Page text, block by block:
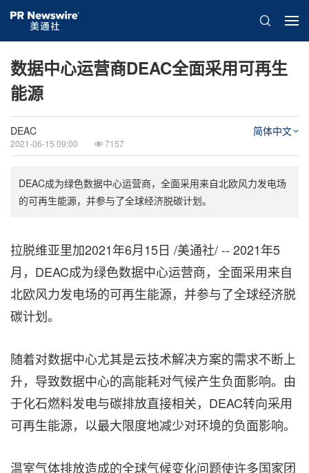
数据中心运营商DEAC全面采用可再生
能源
DEAC
2021-06-15 09:00 7157
简体中文
DEAC成为绿色数据中心运营商，全面采用来自北欧风力发电场
的可再生能源，并参与了全球经济脱碳计划。
拉脱维亚里加2021年6月15日 /美通社/ -- 2021年5
月，DEAC成为绿色数据中心运营商，全面采用来自
北欧风力发电场的可再生能源，并参与了全球经济脱
碳计划。
随着对数据中心尤其是云技术解决方案的需求不断上
升，导致数据中心的高能耗对气候产生负面影响。由
于化石燃料发电与碳排放直接相关，DEAC转向采用
可再生能源，以最大限度地减少对环境的负面影响。
温室气体排放造成的全球气候变化问题使许多国家团